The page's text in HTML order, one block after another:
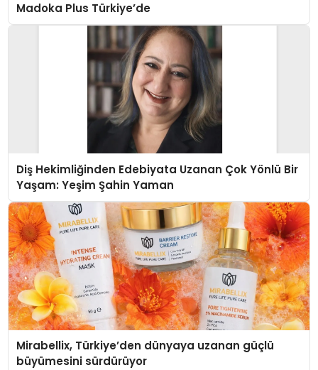
Madoka Plus Türkiye’de
Diş Hekimliğinden Edebiyata Uzanan Çok Yönlü Bir
Yaşam: Yeşim Şahin Yaman
Mirabellix, Türkiye’den dünyaya uzanan güçlü
büyümesini sürdürüyor